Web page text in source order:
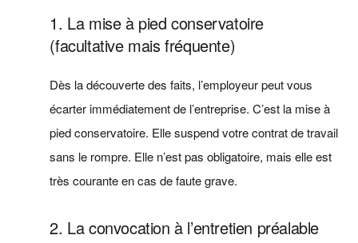
1. La mise à pied conservatoire
(facultative mais fréquente)
Dès la découverte des faits, l’employeur peut vous
écarter immédiatement de l’entreprise. C’est la mise à
pied conservatoire. Elle suspend votre contrat de travail
sans le rompre. Elle n’est pas obligatoire, mais elle est
très courante en cas de faute grave.
2. La convocation à l’entretien préalable